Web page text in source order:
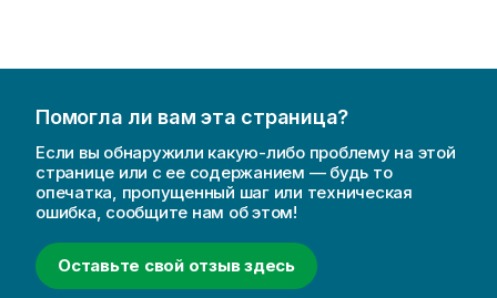
Помогла ли вам эта страница?
Если вы обнаружили какую-либо проблему на этой
странице или с ее содержанием — будь то
опечатка, пропущенный шаг или техническая
ошибка, сообщите нам об этом!
Оставьте свой отзыв здесь